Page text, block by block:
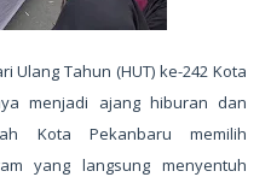
Ulang Tahun (HUT) ke-242 Kota
menjadi ajang hiburan dan
Kota Pekanbaru memilih
yang langsung menyentuh